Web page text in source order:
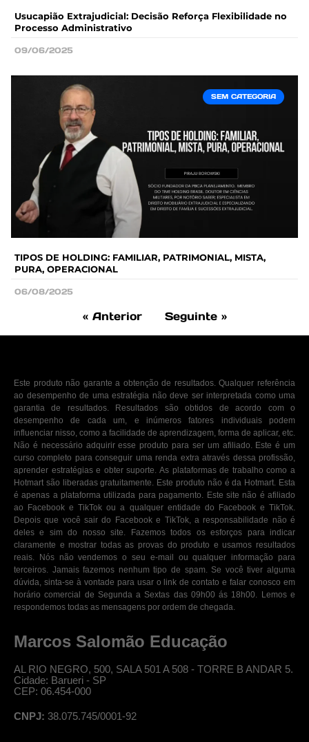
Usucapião Extrajudicial: Decisão Reforça Flexibilidade no
Processo Administrativo
09/06/2025
SEM CATEGORIA
TIPOS DE HOLDING: FAMILIAR, PATRIMONIAL, MISTA,
PURA, OPERACIONAL
06/08/2025
« Anterior Seguinte »
Este produto não garante a obtenção de resultados. Qualquer referência
ao desempenho de uma estratégia não deve ser interpretada como uma
garantia de resultados. Resultados são obtidos de acordo com o
desempenho de cada um, e inúmeros fatores individuais podem
influenciar nisso, como a facilidade de aprendizagem, forma de aplicar, etc.
Não é necessário adquirir esse produto para ser um afiliado. Este é um
curso completo para conseguir uma renda extra através dessa profissão,
aprender estratégias e obter suporte. As plataformas de trabalho como a
Hotmart são liberadas gratuitamente. Este produto não é da Hotmart. Esta
é apenas a plataforma utilizada para pagamento. Este site não é afiliado
ao Facebook e TikTok ou a qualquer entidade do Facebook e TikTok.
Depois que você sair do Facebook e TikTok, a responsabilidade não é
deles e sim do nosso site. Fazemos todos os esforços para indicar
claramente e mostrar todas as provas do produto e usamos resultados
reais. Nós não vendemos o seu e-mail ou qualquer informação para
terceiros. Jamais fazemos nenhum tipo de spam. Se você tiver alguma
dúvida, sinta-se à vontade para usar o link de contato e falar conosco em
horário comercial de Segunda a Sextas das 09h00 ás 18h00. Lemos e
respondemos todas as mensagens por ordem de chegada.
Marcos Salomão Educação
AL RIO NEGRO, 500, SALA 501 A 508 - TORRE B ANDAR 5.
Cidade: Barueri - SP
CEP: 06.454-000
CNPJ: 38.075.745/0001-92